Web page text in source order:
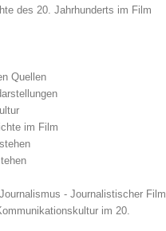
des 20. Jahrhunderts im Film
Quellen
im Film
- Journalistischer Film
im 20.